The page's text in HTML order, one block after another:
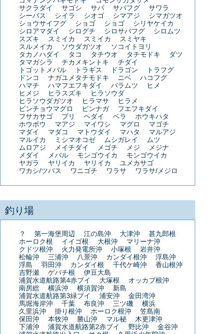
サクラダイ
サゴシ サバ サバフグ
サワラ
シーバス
シイラ シオゴ シマアジ
シマガツオ
ショウサイフグ
ショゴ ショゴ
シリヤケイカ
シロアマダイ
シログチ シロサバフグ
シロムツ
スズキ
スミイカ スミイカ
スミヤキ
スルメイカ
ソウダガツオ
ソコイトヨリ
タカノハダイ
タコ タチウオ タチモドキ
ダツ
タマガシラ
チカメキントキ
チダイ
トゴットメバル
トラギス ドラゴン
トラフグ
ドンコ
ナガユメタチモドキ ニベ
ハコフグ
ハマチ
ハマフエフキダイ バラムツ
ヒメ
ヒメジ
ヒラスズキ
ヒラソウダ
ヒラソウダガツオ
ヒラマサ
ヒラメ
ビンチョウマグロ
ビンナガ
フエフキダイ
フサカサゴ
ブリ ヘダイ ベラ
ホウキハタ
ホウボウ
マアジ マイワシ マグロ
マゴチ
マダイ
マダコ マトウダイ マハタ
マルアジ
マルイカ
ミシマオコゼ ムシガレイ
ムツ
ムロアジ
メイチダイ メゴチ メジ
メジナ
メダイ
メバル モンゴウイカ
モンゴウイカ
ヤガラ
ヤリイカ ヤリイカ
ユメカサゴ
ワカシ/ツバス
ワニゴチ ワラサ ワラサ/メジロ
釣り場
？ 第一海堡周辺 江の島沖 大津沖
甚九郎根
ホーロク根
イイゴ根 大根沖
マリーナ沖
クドツ根沖
火力発電所沖 小塚根
岩井沖
松輪沖
三浦沖 八景沖 カンダイ根沖
浮島沖
浮島
羽田沖 カンダイ根 千代ケ崎沖
香山根沖
吉野瀬
ゲバチ根
伊豆大島
浦賀水道航路第4赤ブイ
大塚根
オッカブ根沖
南房総
横浜沖 横須賀沖
新島
浦賀水道航路第3緑ブイ
浦安沖
金田湾沖
馬堀海岸沖
千葉 布良沖 三ツ磯
横浜
久里浜沖
掛り根沖 ホーロク根沖
笠島南
保田沖
本牧沖 勝山沖 マル秘
木更津沖
下浦沖
浦賀水道航路第2赤ブイ 野比沖
金谷沖